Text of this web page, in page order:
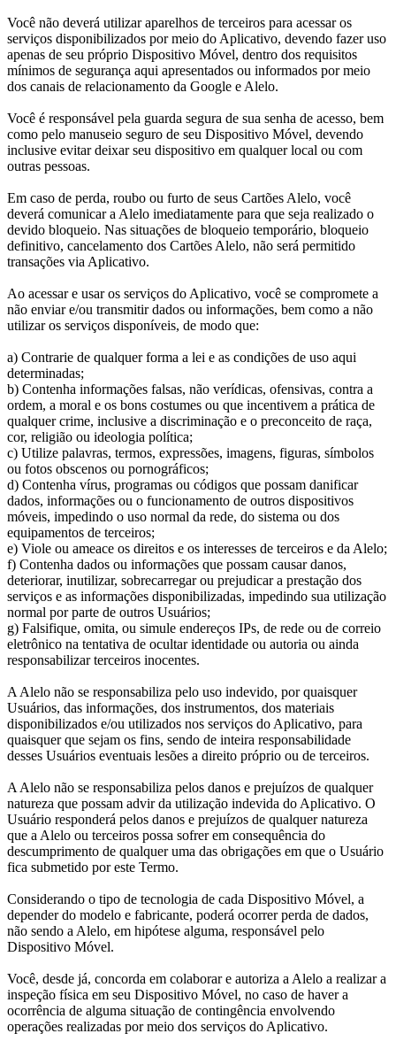
Você não deverá utilizar aparelhos de terceiros para acessar os
serviços disponibilizados por meio do Aplicativo, devendo fazer uso
apenas de seu próprio Dispositivo Móvel, dentro dos requisitos
mínimos de segurança aqui apresentados ou informados por meio
dos canais de relacionamento da Google e Alelo.
Você é responsável pela guarda segura de sua senha de acesso, bem
como pelo manuseio seguro de seu Dispositivo Móvel, devendo
inclusive evitar deixar seu dispositivo em qualquer local ou com
outras pessoas.
Em caso de perda, roubo ou furto de seus Cartões Alelo, você
deverá comunicar a Alelo imediatamente para que seja realizado o
devido bloqueio. Nas situações de bloqueio temporário, bloqueio
definitivo, cancelamento dos Cartões Alelo, não será permitido
transações via Aplicativo.
Ao acessar e usar os serviços do Aplicativo, você se compromete a
não enviar e/ou transmitir dados ou informações, bem como a não
utilizar os serviços disponíveis, de modo que:
a) Contrarie de qualquer forma a lei e as condições de uso aqui
determinadas;
b) Contenha informações falsas, não verídicas, ofensivas, contra a
ordem, a moral e os bons costumes ou que incentivem a prática de
qualquer crime, inclusive a discriminação e o preconceito de raça,
cor, religião ou ideologia política;
c) Utilize palavras, termos, expressões, imagens, figuras, símbolos
ou fotos obscenos ou pornográficos;
d) Contenha vírus, programas ou códigos que possam danificar
dados, informações ou o funcionamento de outros dispositivos
móveis, impedindo o uso normal da rede, do sistema ou dos
equipamentos de terceiros;
e) Viole ou ameace os direitos e os interesses de terceiros e da Alelo;
f) Contenha dados ou informações que possam causar danos,
deteriorar, inutilizar, sobrecarregar ou prejudicar a prestação dos
serviços e as informações disponibilizadas, impedindo sua utilização
normal por parte de outros Usuários;
g) Falsifique, omita, ou simule endereços IPs, de rede ou de correio
eletrônico na tentativa de ocultar identidade ou autoria ou ainda
responsabilizar terceiros inocentes.
A Alelo não se responsabiliza pelo uso indevido, por quaisquer
Usuários, das informações, dos instrumentos, dos materiais
disponibilizados e/ou utilizados nos serviços do Aplicativo, para
quaisquer que sejam os fins, sendo de inteira responsabilidade
desses Usuários eventuais lesões a direito próprio ou de terceiros.
A Alelo não se responsabiliza pelos danos e prejuízos de qualquer
natureza que possam advir da utilização indevida do Aplicativo. O
Usuário responderá pelos danos e prejuízos de qualquer natureza
que a Alelo ou terceiros possa sofrer em consequência do
descumprimento de qualquer uma das obrigações em que o Usuário
fica submetido por este Termo.
Considerando o tipo de tecnologia de cada Dispositivo Móvel, a
depender do modelo e fabricante, poderá ocorrer perda de dados,
não sendo a Alelo, em hipótese alguma, responsável pelo
Dispositivo Móvel.
Você, desde já, concorda em colaborar e autoriza a Alelo a realizar a
inspeção física em seu Dispositivo Móvel, no caso de haver a
ocorrência de alguma situação de contingência envolvendo
operações realizadas por meio dos serviços do Aplicativo.